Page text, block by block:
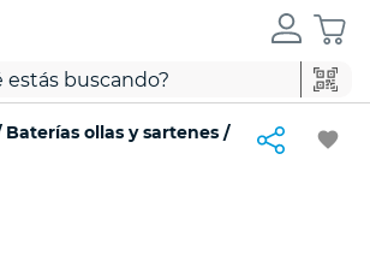
Baterías ollas y sartenes
favorite